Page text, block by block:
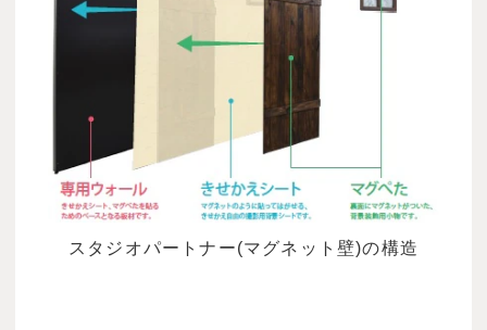
スタジオパートナー(マグネット壁)の構造